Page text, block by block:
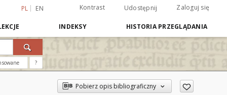
PL EN Kontrast Udostępnij Zaloguj się
INDEKSY HISTORIA PRZEGLĄDANIA
?
Pobierz opis bibliograficzny